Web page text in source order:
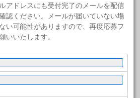
アドレスにも受付完了のメールを配信
認ください。メールが届いていない場
い可能性がありますので、再度応募フ
いいたします。